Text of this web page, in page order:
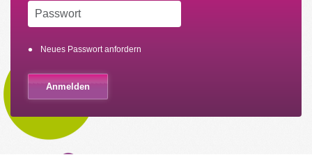
Neues Passwort anfordern